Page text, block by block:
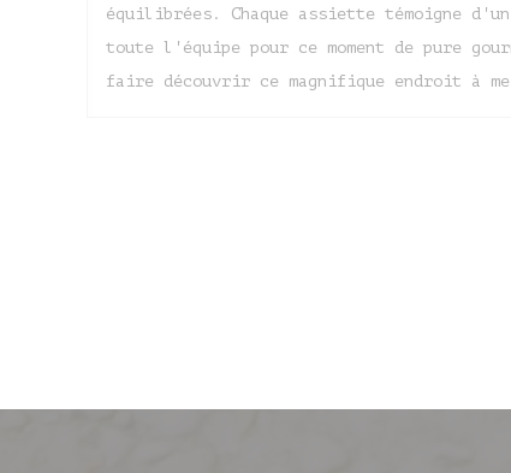
équilibrées. Chaque assiette témoigne
toute l'équipe pour ce moment de pure
faire découvrir ce magnifique endroit à